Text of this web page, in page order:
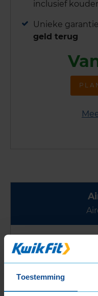
Toestemming
inclusief
Unieke
geld terug
Last van muffe